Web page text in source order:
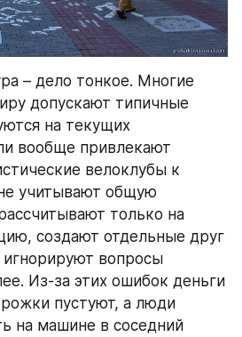
– дело тонкое. Многие
допускают типичные
на текущих
вообще привлекают
велоклубы к
учитывают общую
только на
создают отдельные друг
вопросы
Из-за этих ошибок деньги
пустуют, а люди
на машине в соседний